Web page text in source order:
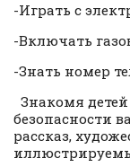
-Играть с
-Включать
-Знать номер
Знакомя
безопасности
рассказ,